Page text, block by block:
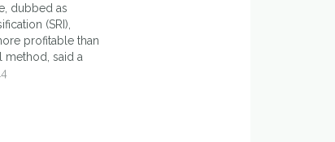
dubbed as
(SRI),
profitable than
method, said a
Monday (17/11).
eco-friendly